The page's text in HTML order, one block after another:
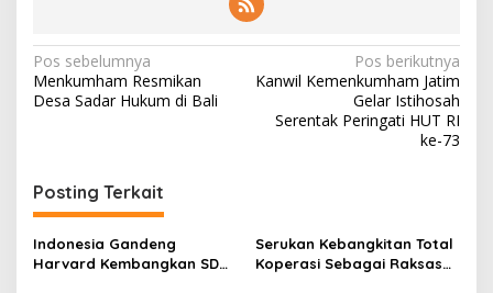
N
a
g
a
s
Pos sebelumnya
Menkumham Resmikan
Desa Sadar Hukum di Bali
Pos berikutnya
Kanwil Kemenkumham Jatim
Gelar Istihosah
Serentak Peringati HUT RI
ke-73
Posting Terkait
Indonesia Gandeng
Harvard Kembangkan SDM
Serukan Kebangkitan Total
Koperasi Sebagai Raksasa